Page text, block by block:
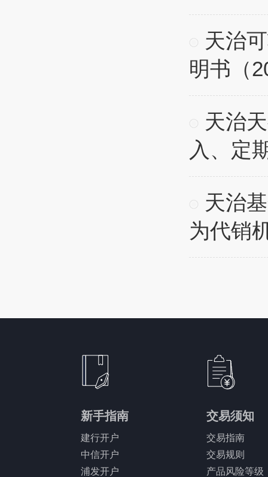
天治
明书（
天治
入、定
天治
为代销
新手指南
建行开户
中信开户
浦发开户
交易须知
交易指南
交易规则
产品风险等级